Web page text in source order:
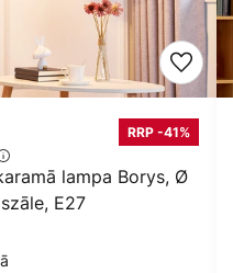
lampa Borys, Ø
E27
RRP -41%